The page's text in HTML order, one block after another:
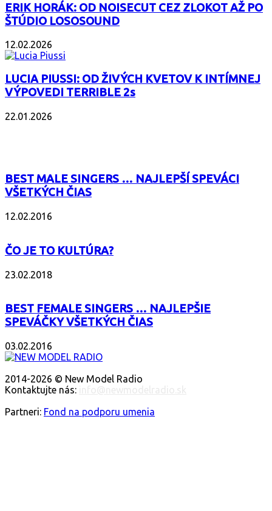
ERIK HORÁK: OD NOISECUT CEZ ZLOKOT AŽ PO
ŠTÚDIO LOSOSOUND
12.02.2026
LUCIA PIUSSI: OD ŽIVÝCH KVETOV K INTÍMNEJ
VÝPOVEDI TERRIBLE 2s
22.01.2026
BEST MALE SINGERS … NAJLEPŠÍ SPEVÁCI
VŠETKÝCH ČIAS
12.02.2016
ČO JE TO KULTÚRA?
23.02.2018
BEST FEMALE SINGERS … NAJLEPŠIE
SPEVÁČKY VŠETKÝCH ČIAS
03.02.2016
2014-2026 © New Model Radio
Kontaktujte nás:
Partneri: Fond na podporu umenia